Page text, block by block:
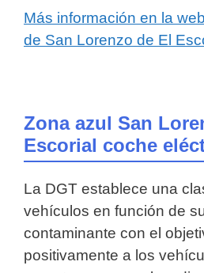
Más información en la
de San Lorenzo de El
Zona azul San
Escorial coche
La DGT establece una
vehículos en función de
contaminante con el
positivamente a los